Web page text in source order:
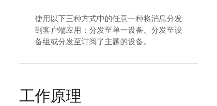
使用以下三种方式中的任意一种将消息分发
到客户端应用：分发至单一设备、分发至设
备组或分发至订阅了主题的设备。
工作原理